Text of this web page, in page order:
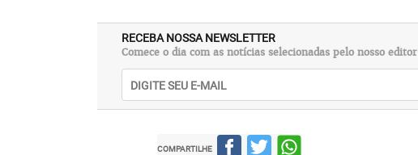
RECEBA NOSSA NEWSLETTER
Comece o dia com as notícias selecionadas pelo nosso editor
COMPARTILHE